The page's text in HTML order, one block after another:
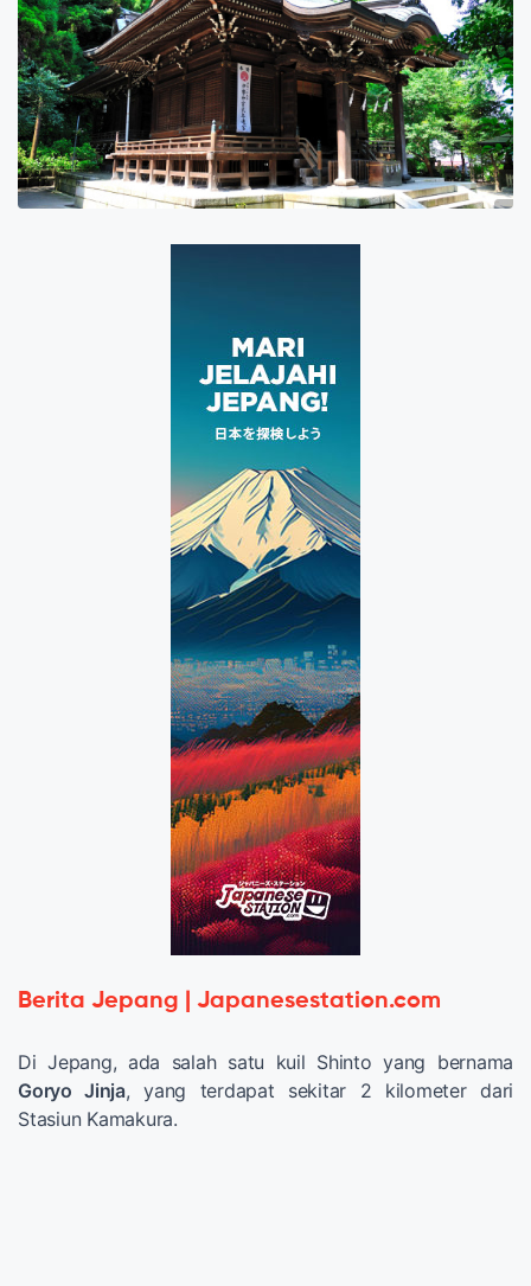
Berita Jepang | Japanesestation.com
Di Jepang, ada salah satu kuil Shinto yang bernama
Goryo Jinja, yang terdapat sekitar 2 kilometer dari
Stasiun Kamakura.